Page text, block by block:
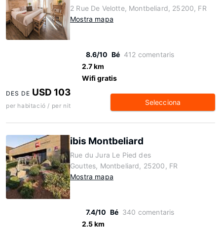
2 Rue De Velotte, Montbeliard, 25200, FR
Mostra mapa
8.6/10 Bé 412 comentaris
2.7 km
Wifi gratis
DES DE USD 103
per habitació / per nit Selecciona
ibis Montbeliard
Rue du Jura Le Pied des
Gouttes, Montbeliard, 25200, FR
Mostra mapa
7.4/10 Bé 340 comentaris
2.5 km